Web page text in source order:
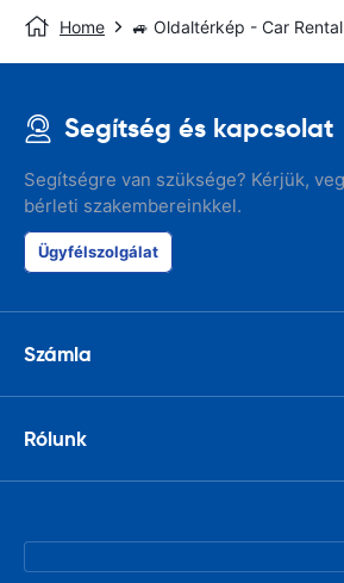
Home 🚙 Oldaltérkép - Car
Segítség és kapcsolat
Segítségre van szüksége? Kérjük,
bérleti szakembereinkkel.
Ügyfélszolgálat
Számla
Rólunk